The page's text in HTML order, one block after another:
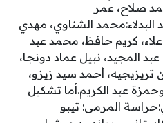
صلاح، عمر
الشناوي، مهدي
كريم حافظ، محمد عبد
المجيد، نبيل عماد دونجا،
أحمد سيد زيزو،
عبد الكريم.أما تشكيل
المرمى: تيبو